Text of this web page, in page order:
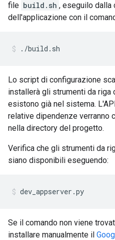
file build.sh , eseguilo dalla
dell'applicazione con il
Lo script di configurazione
installerà gli strumenti da riga
esistono già nel sistema.
relative dipendenze verranno
nella directory del progetto.
Verifica che gli strumenti da
siano disponibili eseguendo:
Se il comando non viene
installare manualmente il